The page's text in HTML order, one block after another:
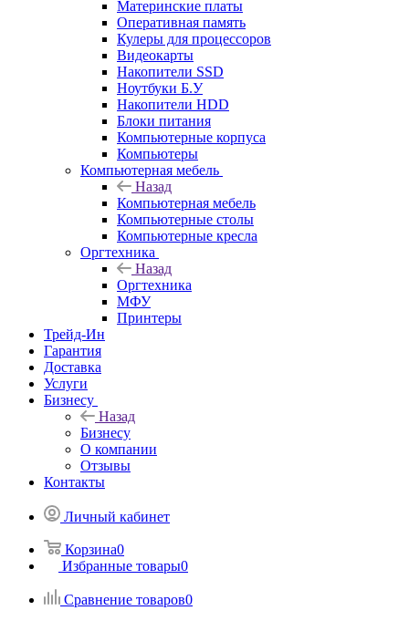
Материнские платы
Оперативная память
Кулеры для процессоров
Видеокарты
Накопители SSD
Ноутбуки Б.У
Накопители HDD
Блоки питания
Компьютерные корпуса
Компьютеры
Компьютерная мебель
Назад
Компьютерная мебель
Компьютерные столы
Компьютерные кресла
Оргтехника
Назад
Оргтехника
МФУ
Принтеры
Трейд-Ин
Гарантия
Доставка
Услуги
Бизнесу
Назад
Бизнесу
О компании
Отзывы
Контакты
Личный кабинет
Корзина0
Избранные товары0
Сравнение товаров0